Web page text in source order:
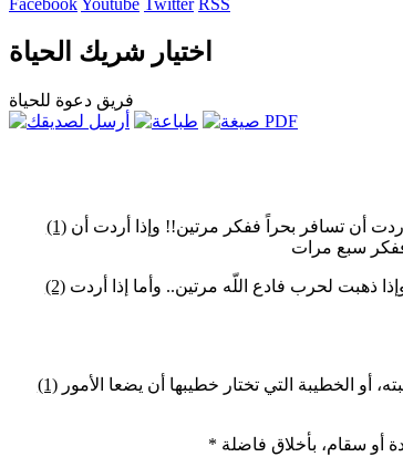
اختيار شريك الحياة
فريق دعوة للحياة
(1) أن تسافر بحراً ففكر مرتين!! وإذا أردت أن
(2) ذهبت لحرب فادع اللّه مرتين.. وأما إذا أردت
(1) أو الخطيبة التي تختار خطيبها أن يضعا الأمور
أو سقام، بأخلاق فاضلة